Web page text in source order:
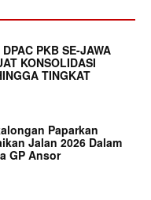
PKB SE-JAWA
KONSOLIDASI
TINGKAT
Paparkan
Jalan 2026 Dalam
GP Ansor